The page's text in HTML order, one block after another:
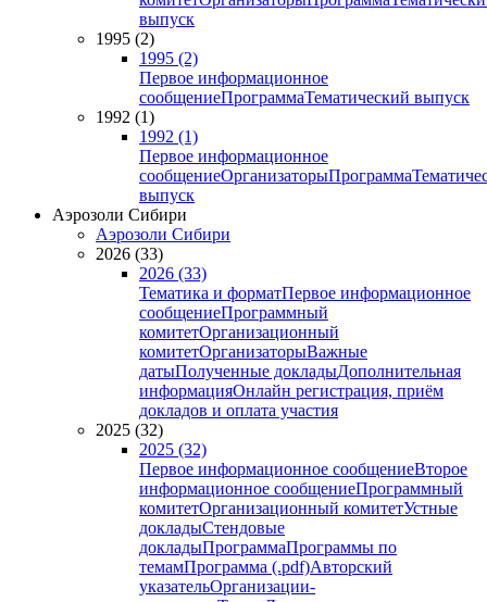
выпуск
1995 (2)
1995 (2)
Первое информационное
сообщениеПрограммаТематический выпуск
1992 (1)
1992 (1)
Первое информационное
сообщениеОрганизаторыПрограмма
выпуск
Аэрозоли Сибири
Аэрозоли Сибири
2026 (33)
2026 (33)
Тематика и форматПервое информационное
сообщениеПрограммный
комитетОрганизационный
комитетОрганизаторыВажные
датыПолученные докладыДополнительная
информацияОнлайн регистрация, приём
докладов и оплата участия
2025 (32)
2025 (32)
Первое информационное сообщениеВторое
информационное сообщениеПрограммный
комитетОрганизационный комитетУстные
докладыСтендовые
докладыПрограммаПрограммы по
темамПрограмма (.pdf)Авторский
указательОрганизации-